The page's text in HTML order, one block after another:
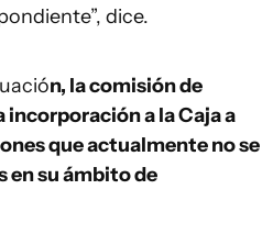
dice.
n, la comisión de
a la Caja a
que actualmente no se
en su ámbito de